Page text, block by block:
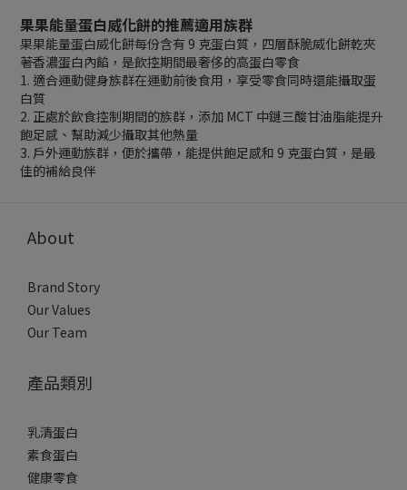
果果能量蛋白威化餅的推薦適用族群
果果能量蛋白威化餅每份含有 9 克蛋白質，四層酥脆威化餅乾夾
著香濃蛋白內餡，是飲控期間最奢侈的高蛋白零食
1. 適合運動健身族群在運動前後食用，享受零食同時還能攝取蛋
白質
2. 正處於飲食控制期間的族群，添加 MCT 中鏈三酸甘油脂能提升
飽足感、幫助減少攝取其他熱量
3. 戶外運動族群，便於攜帶，能提供飽足感和 9 克蛋白質，是最
佳的補給良伴
About
Brand Story
Our Values
Our Team
產品類別
乳清蛋白
素食蛋白
健康零食